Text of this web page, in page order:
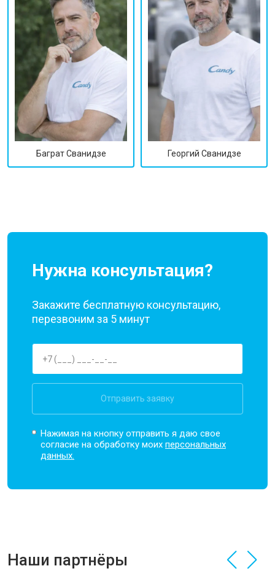
Баграт Сванидзе Георгий Сванидзе
Нужна консультация?
Закажите бесплатную консультацию,
перезвоним за 5 минут
Отправить заявку
Нажимая на кнопку отправить я даю свое
согласие на обработку моихперсональных
данных.
Наши партнёры